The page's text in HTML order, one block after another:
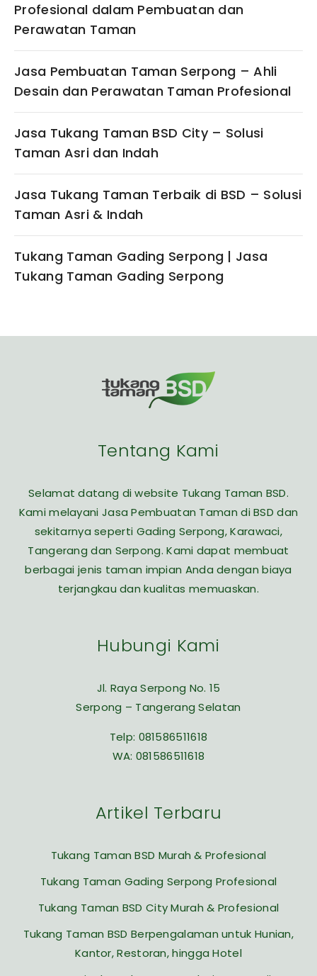
Profesional dalam Pembuatan dan
Perawatan Taman
Jasa Pembuatan Taman Serpong – Ahli
Desain dan Perawatan Taman Profesional
Jasa Tukang Taman BSD City – Solusi
Taman Asri dan Indah
Jasa Tukang Taman Terbaik di BSD – Solusi
Taman Asri & Indah
Tukang Taman Gading Serpong | Jasa
Tukang Taman Gading Serpong
Tentang Kami
Selamat datang di website Tukang Taman BSD.
Kami melayani Jasa Pembuatan Taman di BSD dan
sekitarnya seperti Gading Serpong, Karawaci,
Tangerang dan Serpong. Kami dapat membuat
berbagai jenis taman impian Anda dengan biaya
terjangkau dan kualitas memuaskan.
Hubungi Kami
Jl. Raya Serpong No. 15
Serpong – Tangerang Selatan
Telp: 081586511618
WA: 081586511618
Artikel Terbaru
Tukang Taman BSD Murah & Profesional
Tukang Taman Gading Serpong Profesional
Tukang Taman BSD City Murah & Profesional
Tukang Taman BSD Berpengalaman untuk Hunian,
Kantor, Restoran, hingga Hotel